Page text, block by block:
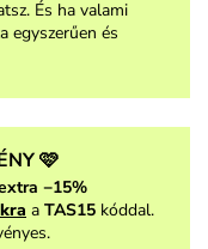
És ha valami
egyszerűen és
🩷
−15%
a TAS15 kóddal.